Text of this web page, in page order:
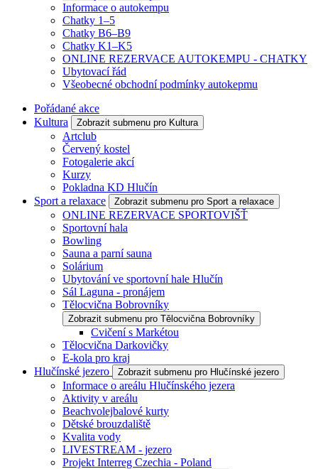
Informace o autokempu
Chatky 1–5
Chatky B6–B9
Chatky K1–K5
ONLINE REZERVACE AUTOKEMPU - CHATKY
Ubytovací řád
Všeobecné obchodní podmínky autokepmu
Pořádané akce
Kultura
Zobrazit submenu pro Kultura
Artclub
Červený kostel
Fotogalerie akcí
Kurzy
Pokladna KD Hlučín
Sport a relaxace
Zobrazit submenu pro Sport a relaxace
ONLINE REZERVACE SPORTOVIŠŤ
Sportovní hala
Bowling
Sauna a parní sauna
Solárium
Ubytování ve sportovní hale Hlučín
Sál Laguna - pronájem
Tělocvična Bobrovníky
Zobrazit submenu pro Tělocvična Bobrovníky
Cvičení s Markétou
Tělocvična Darkovičky
E-kola pro kraj
Hlučínské jezero
Zobrazit submenu pro Hlučínské jezero
Informace o areálu Hlučínského jezera
Aktivity v areálu
Beachvolejbalové kurty
Dětské brouzdaliště
Kvalita vody
LIVESTREAM - jezero
Projekt Interreg Czechia - Poland